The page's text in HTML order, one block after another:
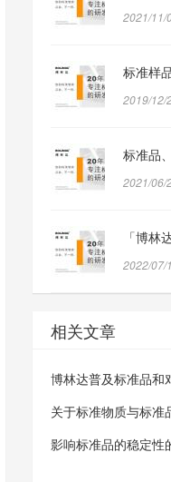
2021/11/
标准样
2019/12/
2021/06/
2022/07/
相关文章
博林达普及标准品和
关于标准物质与标准
影响标准品的稳定性